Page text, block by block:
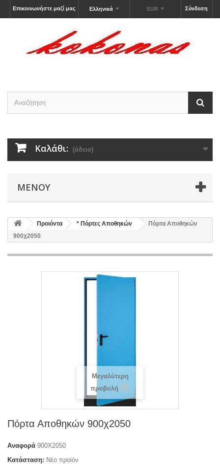
Σύνδεση
EUR
Ελληνικά
Επικοινωνήστε μαζί μας
Καλάθι: (άδειο)
ΜΕΝΟΎ
Προιόντα * Πόρτες Αποθηκών
Πόρτα Αποθηκών
900χ2050
Μεγαλύτερη
προβολή
Πόρτα Αποθηκών 900χ2050
Αναφορά 900X2050
Κατάσταση: Νέο προϊόν